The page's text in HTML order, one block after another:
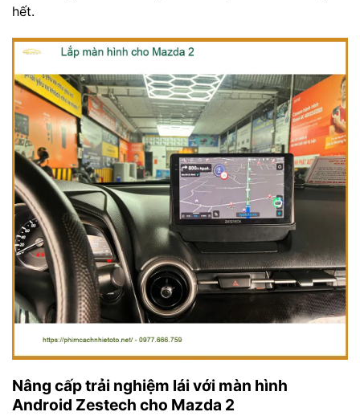
hết.
Nâng cấp trải nghiệm lái với màn hình
Android Zestech cho Mazda 2